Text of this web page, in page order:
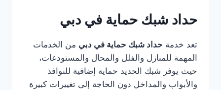
حداد شبك حماية في دبي
تعد خدمة حداد شبك حماية في دبي من الخدمات
المهمة للمنازل والفلل والمحال والمستودعات،
حيث يوفر شبك الحديد حماية إضافية للنوافذ
والأبواب والمداخل دون الحاجة إلى تغييرات كبيرة